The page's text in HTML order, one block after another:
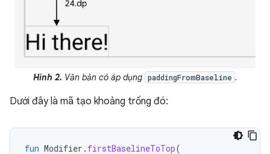
Hình 2. Văn bản có áp dụng paddingFromBaseline .
Dưới đây là mã tạo khoảng trống đó:
fun Modifier . firstBaselineToTop(